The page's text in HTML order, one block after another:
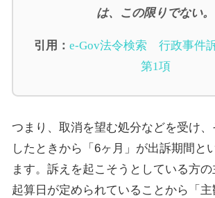
は、この限りでない。
引用： e-Gov法令検索 行政事件
第1項
つまり、取消を望む処分などを受け
したときから「 6ヶ月」が出訴期間と
ます。訴えを起こそうとしている方
起算日が定められていることから「主